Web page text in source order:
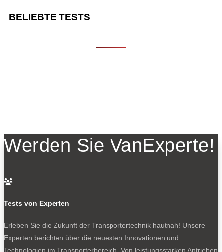
BELIEBTE TESTS
Werden Sie VanExperte!

Tests von Experten
Erleben Sie die Zukunft der Transportertechnik hautnah! Unsere
Experten berichten über die neuesten Innovationen und
Technologien im Transporterbereich. Von leistungsstarken Antrieben